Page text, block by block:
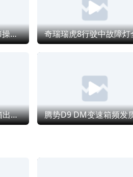
了反馈问题，无实际作用。
。空调出风口持续喷出不明
乘人员不可避免吸入，成分
人及家人健康构成潜在威
持续喷射可能影响行车视
次拨打400客服，无决策权责
保），厂家仅同意蒸发器备
完全不提粉质成分、健康风
的安全问题，漠视生命。我
免费更换蒸发器总成，恢复原
；2.蒸发器及拆装次生故障
厂家负责人回应，面对问题粉
一汽奥迪A4L 4S店维修操作不当拆坏轮胎及轮毂，其态度恶劣拒担责
领克03仪表盘和变速箱出现原厂质量故障，存在严重行驶安全隐患